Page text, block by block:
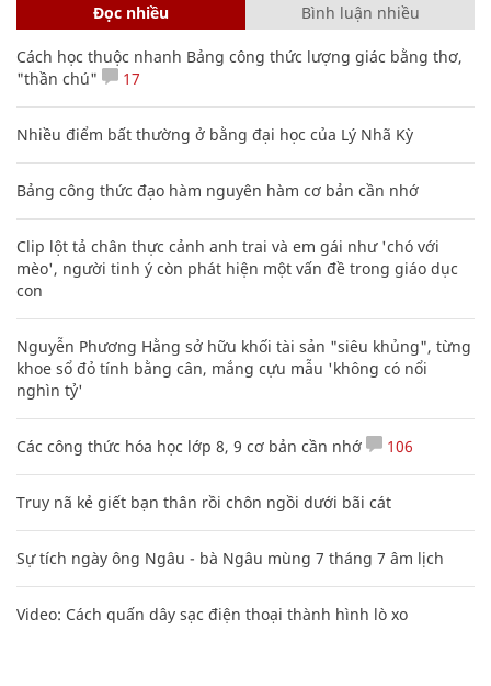
Đọc nhiều Bình luận nhiều
Cách học thuộc nhanh Bảng công thức lượng giác bằng thơ,
"thần chú"
17
Nhiều điểm bất thường ở bằng đại học của Lý Nhã Kỳ
Bảng công thức đạo hàm nguyên hàm cơ bản cần nhớ
Clip lột tả chân thực cảnh anh trai và em gái như 'chó với
mèo', người tinh ý còn phát hiện một vấn đề trong giáo dục
con
Nguyễn Phương Hằng sở hữu khối tài sản "siêu khủng", từng
khoe sổ đỏ tính bằng cân, mắng cựu mẫu 'không có nổi
nghìn tỷ'
Các công thức hóa học lớp 8, 9 cơ bản cần nhớ 106
Truy nã kẻ giết bạn thân rồi chôn ngồi dưới bãi cát
Sự tích ngày ông Ngâu - bà Ngâu mùng 7 tháng 7 âm lịch
Video: Cách quấn dây sạc điện thoại thành hình lò xo